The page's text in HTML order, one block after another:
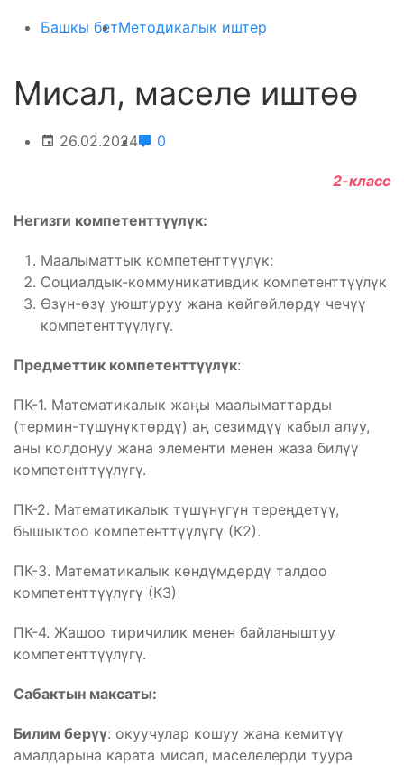
Башкы бетМетодикалык иштер
Мисал, маселе иштөө
26.02.2024 0
2-класс
Негизги компетенттүүлүк:
Маалыматтык компетенттүүлүк:
Социалдык-коммуникативдик компетенттүүлүк
Өзүн-өзү уюштуруу жана көйгөйлөрдү чечүү
компетенттүүлүгү.
Предметтик компетенттүүлүк:
ПК-1. Математикалык жаңы маалыматтарды
(термин-түшүнүктөрдү) аң сезимдүү кабыл алуу,
аны колдонуу жана элементи менен жаза билүү
компетенттүүлүгү.
ПК-2. Математикалык түшүнүгүн тереңдетүү,
бышыктоо компетенттүүлүгү (К2).
ПК-3. Математикалык көндүмдөрдү талдоо
компетенттүүлүгү (К3)
ПК-4. Жашоо тиричилик менен байланыштуу
компетенттүүлүгү.
Сабактын максаты:
Билим берүү: окуучулар кошуу жана кемитүү
амалдарына карата мисал, маселелерди туура